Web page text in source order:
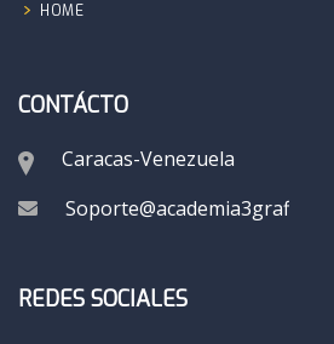
HOME
CONTÁCTO
Caracas-Venezuela
Soporte@academia3grafik.com
REDES SOCIALES